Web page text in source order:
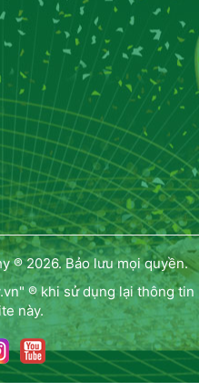
® 2026. Bảo lưu mọi quyền.
® khi sử dụng lại thông tin
này.